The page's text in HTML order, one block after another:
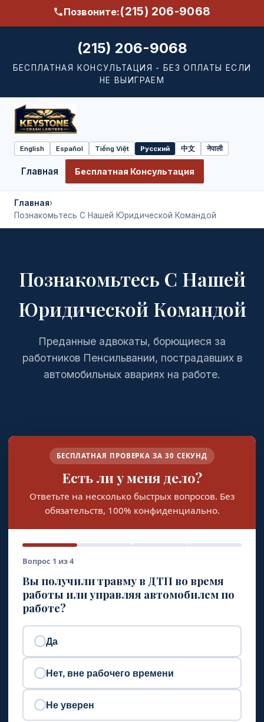
Позвоните:(215) 206-9068
(215) 206-9068
БЕСПЛАТНАЯ КОНСУЛЬТАЦИЯ - БЕЗ ОПЛАТЫ ЕСЛИ
НЕ ВЫИГРАЕМ
Select
language
English Español Tiếng Việt Русский 中文 नेपाली
Главная Бесплатная Консультация
Главная›
Познакомьтесь С Нашей Юридической Командой
Познакомьтесь С Нашей
Юридической Командой
Преданные адвокаты, борющиеся за
работников Пенсильвании, пострадавших в
автомобильных авариях на работе.
БЕСПЛАТНАЯ ПРОВЕРКА ЗА 30 СЕКУНД
Есть ли у меня дело?
Ответьте на несколько быстрых вопросов. Без
обязательств, 100% конфиденциально.
Вопрос 1 из 4
Вы получили травму в ДТП во время
работы или управляя автомобилем по
работе?
Да
Нет, вне рабочего времени
Не уверен